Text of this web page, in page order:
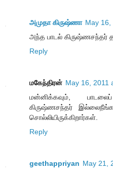
அமுதா கிருஷ்ணா May 16,
அந்த பாடல் கிருஷ்ணசந்தர்
Reply
மகேந்திரன் May 16, 2011
மன்னிக்கவும்,
கிருஷ்ணசந்தர்
சொல்லியிருக்கிறார்கள்.
Reply
geethappriyan May 21,